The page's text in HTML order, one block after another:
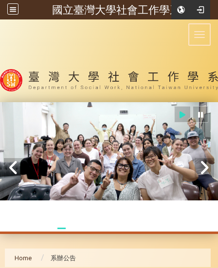
國立臺灣大學社會工作學系
:::
Home 系辦公告